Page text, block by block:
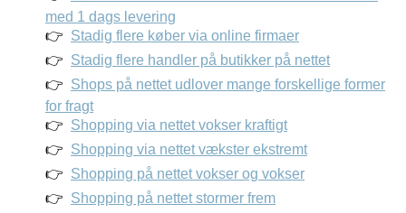
med 1 dags levering
Stadig flere køber via online firmaer
Stadig flere handler på butikker på nettet
Shops på nettet udlover mange forskellige former
for fragt
Shopping via nettet vokser kraftigt
Shopping via nettet vækster ekstremt
Shopping på nettet vokser og vokser
Shopping på nettet stormer frem